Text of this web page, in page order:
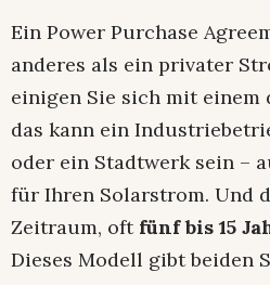
Ein Power Purchase
anderes als ein privater
einigen Sie sich mit einem
das kann ein
oder ein Stadtwerk sein –
für Ihren Solarstrom. Und
Zeitraum, oft fünf bis 15
Dieses Modell gibt beiden